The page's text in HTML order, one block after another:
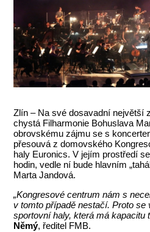
Zlín – Na své dosavadní největší
chystá Filharmonie Bohuslava
obrovskému zájmu se s
přesouvá z domovského
haly Euronics. V jejím prostředí
hodin, vedle ní bude hlavním
Marta Jandová.
„Kongresové centrum nám s
v tomto případě nestačí. Proto se
sportovní haly, která má kapacitu
Němý, ředitel FMB.